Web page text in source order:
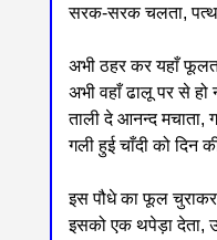
सरक-सरक चलता,
अभी ठहर कर यहाँ
अभी वहाँ ढालू पर से हो
ताली दे आनन्द मचाता,
गली हुई चाँदी को दिन
इस पौधे का फूल चुराकर
इसको एक थपेड़ा देता,